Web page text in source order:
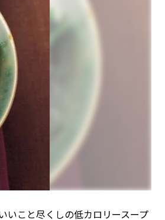
いこと尽くしの低カロリースープ